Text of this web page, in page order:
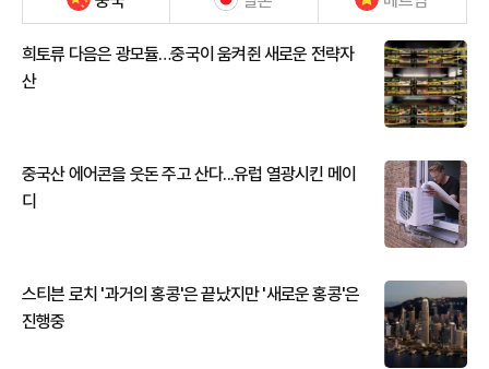
희토류 다음은 광모듈…중국이 움켜쥔 새로운 전략자
산
중국산 에어콘을 웃돈 주고 산다...유럽 열광시킨 메이
디
스티븐 로치 '과거의 홍콩'은 끝났지만 '새로운 홍콩'은
진행중